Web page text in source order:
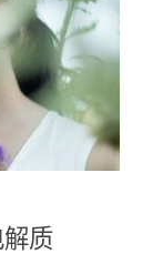
质